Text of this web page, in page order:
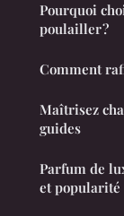
Pourquoi
poulailler ?
Comment
Maîtrisez
guides
Parfum de
et popularité